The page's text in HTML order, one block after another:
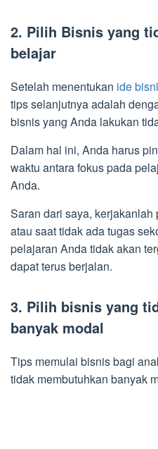
2. Pilih Bisnis yang
belajar
Setelah menentukan ide
tips selanjutnya adalah
bisnis yang Anda lakukan
Dalam hal ini, Anda harus
waktu antara fokus pada
Anda.
Saran dari saya,
atau saat tidak ada tugas
pelajaran Anda tidak akan
dapat terus berjalan.
3. Pilih bisnis yang
banyak modal
Tips memulai bisnis bagi
tidak membutuhkan banyak